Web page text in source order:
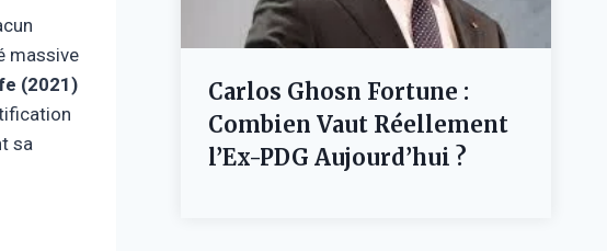
massive
(2021)
sa
Carlos Ghosn Fortune :
Combien Vaut Réellement
l’Ex-PDG Aujourd’hui ?